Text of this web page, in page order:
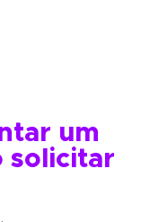
um
solicitar